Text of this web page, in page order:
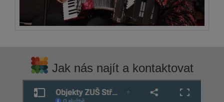
Jak nás najít a kontaktovat